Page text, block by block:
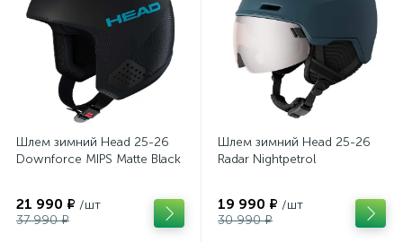
Шлем зимний Head 25-26
Downforce MIPS Matte Black
21 990 ₽ /шт
37 990 ₽
Шлем зимний Head 25-26
Radar Nightpetrol
19 990 ₽ /шт
30 990 ₽